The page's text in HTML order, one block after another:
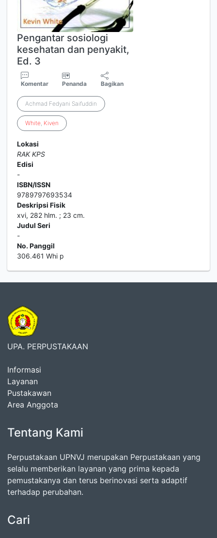
Pengantar sosiologi
kesehatan dan penyakit,
Ed. 3
Komentar Penanda Bagikan
Achmad Fedyani Saifuddin
White, Kiven
Lokasi
RAK KPS
Edisi
-
ISBN/ISSN
9789797693534
Deskripsi Fisik
xvi, 282 hlm. ; 23 cm.
Judul Seri
-
No. Panggil
306.461 Whi p
UPA. PERPUSTAKAAN
Informasi
Layanan
Pustakawan
Area Anggota
Tentang Kami
Perpustakaan UPNVJ merupakan Perpustakaan yang
selalu memberikan layanan yang prima kepada
pemustakanya dan terus berinovasi serta adaptif
terhadap perubahan.
Cari